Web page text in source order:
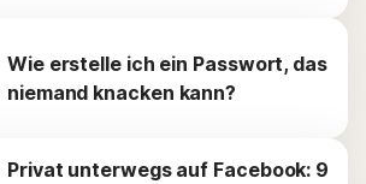
Wie erstelle ich ein Passwort, das
niemand knacken kann?
Privat unterwegs auf Facebook: 9